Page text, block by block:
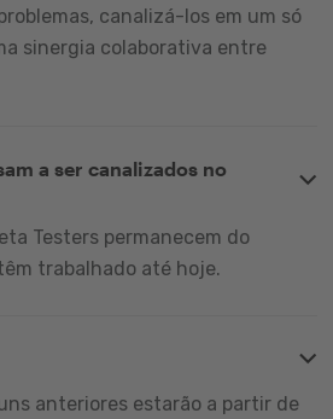
canalizá-los em um só
sinergia colaborativa entre
a ser canalizados no
Testers permanecem do
trabalhado até hoje.
anteriores estarão a partir de